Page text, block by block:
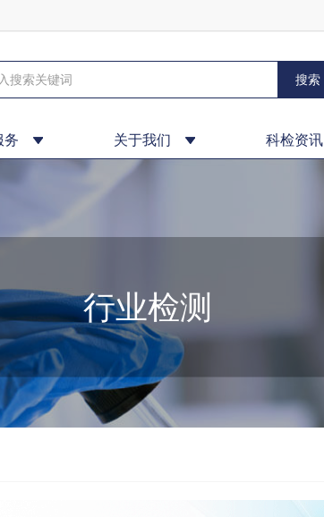
务 关于我们 科检资讯
行业检测